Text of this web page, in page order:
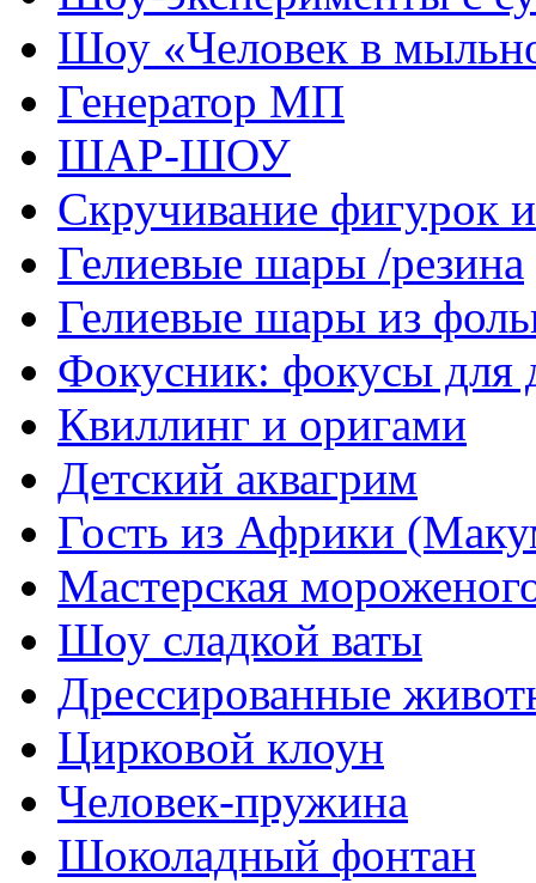
Шоу «Человек в
Генератор МП
ШАР-ШОУ
Скручивание
Гелиевые шары /резина
Гелиевые шары из
Фокусник: фокусы для
Квиллинг и оригами
Детский аквагрим
Гость из Африки
Мастерская
Шоу сладкой ваты
Дрессированные
Цирковой клоун
Человек-пружина
Шоколадный фонтан